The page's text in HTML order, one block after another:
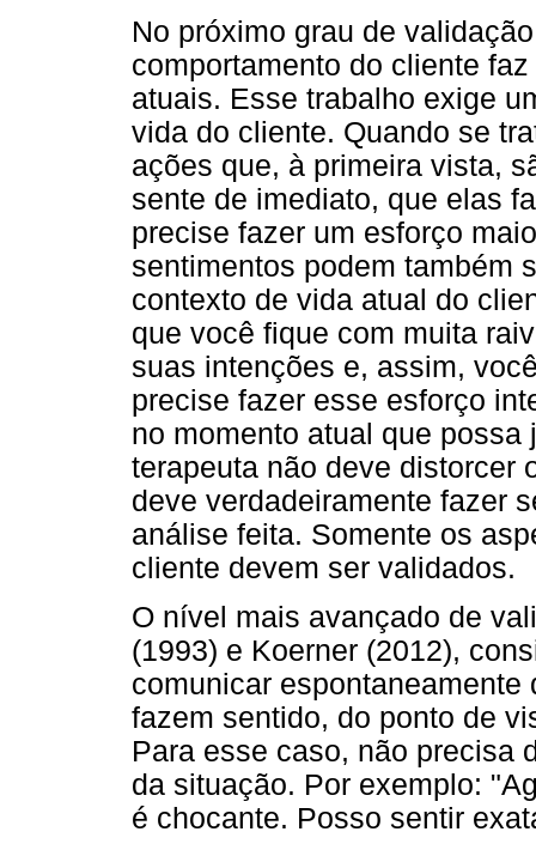
No próximo grau de
comportamento do cliente
atuais. Esse trabalho exige
vida do cliente. Quando se
ações que, à primeira vista,
sente de imediato, que elas
precise fazer um esforço
sentimentos podem também
contexto de vida atual do
que você fique com muita
suas intenções e, assim,
precise fazer esse esforço
no momento atual que
terapeuta não deve distorcer
deve verdadeiramente fazer
análise feita. Somente os
cliente devem ser validados.
O nível mais avançado de
(1993) e Koerner (2012),
comunicar
fazem sentido, do ponto de
Para esse caso, não precisa
da situação. Por exemplo:
é chocante. Posso sentir